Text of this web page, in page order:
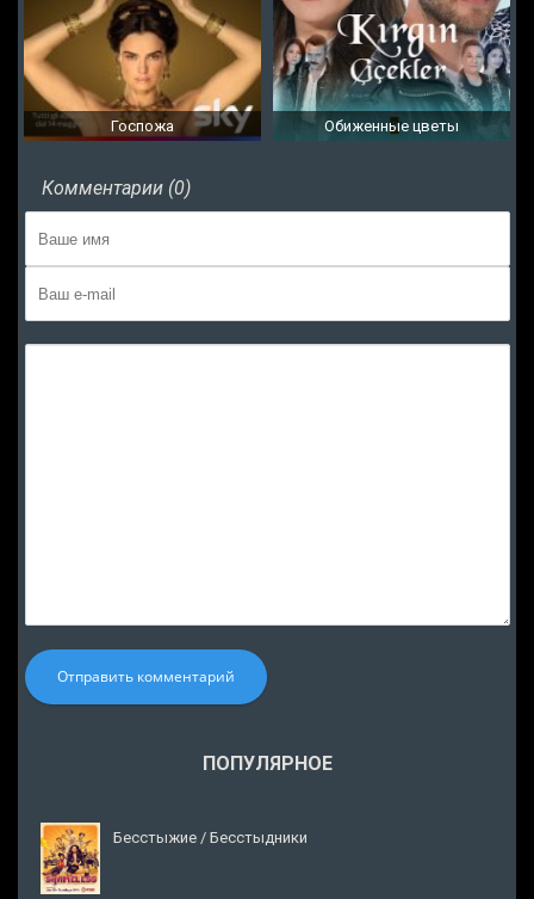
Госпожа Обиженные цветы
Комментарии (0)
Отправить комментарий
ПОПУЛЯРНОЕ
Бесстыжие / Бесстыдники